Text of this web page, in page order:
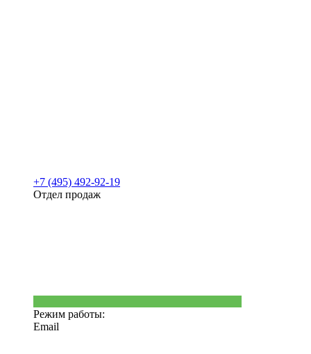
+7 (495) 492-92-19
Отдел продаж
Режим работы:
Email